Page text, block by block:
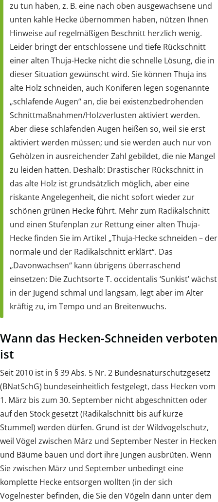
zu tun haben, z. B. eine nach oben ausgewachsene und
unten kahle Hecke übernommen haben, nützen Ihnen
Hinweise auf regelmäßigen Beschnitt herzlich wenig.
Leider bringt der entschlossene und tiefe Rückschnitt
einer alten Thuja-Hecke nicht die schnelle Lösung, die in
dieser Situation gewünscht wird. Sie können Thuja ins
alte Holz schneiden, auch Koniferen legen sogenannte
„schlafende Augen“ an, die bei existenzbedrohenden
Schnittmaßnahmen/Holzverlusten aktiviert werden.
Aber diese schlafenden Augen heißen so, weil sie erst
aktiviert werden müssen; und sie werden auch nur von
Gehölzen in ausreichender Zahl gebildet, die nie Mangel
zu leiden hatten. Deshalb: Drastischer Rückschnitt in
das alte Holz ist grundsätzlich möglich, aber eine
riskante Angelegenheit, die nicht sofort wieder zur
schönen grünen Hecke führt. Mehr zum Radikalschnitt
und einen Stufenplan zur Rettung einer alten Thuja-
Hecke finden Sie im Artikel „Thuja-Hecke schneiden – der
normale und der Radikalschnitt erklärt“. Das
„Davonwachsen“ kann übrigens überraschend
einsetzen: Die Zuchtsorte T. occidentalis ‘Sunkist’ wächst
in der Jugend schmal und langsam, legt aber im Alter
kräftig zu, im Tempo und an Breitenwuchs.
Wann das Hecken-Schneiden verboten
ist
Seit 2010 ist in § 39 Abs. 5 Nr. 2 Bundesnaturschutzgesetz
(BNatSchG) bundeseinheitlich festgelegt, dass Hecken vom
1. März bis zum 30. September nicht abgeschnitten oder
auf den Stock gesetzt (Radikalschnitt bis auf kurze
Stummel) werden dürfen. Grund ist der Wildvogelschutz,
weil Vögel zwischen März und September Nester in Hecken
und Bäume bauen und dort ihre Jungen ausbrüten. Wenn
Sie zwischen März und September unbedingt eine
komplette Hecke entsorgen wollten (in der sich
Vogelnester befinden, die Sie den Vögeln dann unter dem